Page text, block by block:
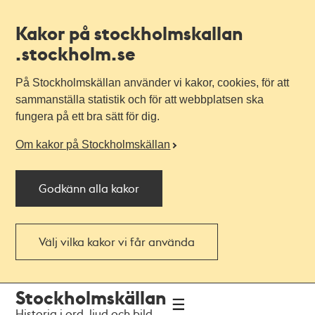
Kakor på stockholmskallan
.stockholm.se
På Stockholmskällan använder vi kakor, cookies, för att
sammanställa statistik och för att webbplatsen ska
fungera på ett bra sätt för dig.
Om kakor på Stockholmskällan
Godkänn alla kakor
Välj vilka kakor vi får använda
navigationen
huvudinnehållet
Stockholmskällan